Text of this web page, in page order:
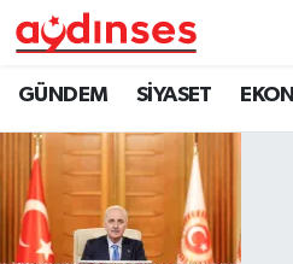
GÜNDEM SİYASET
GÜNDEM
SİYASET
EKONOMİ
Nöbetçi Eczaneler
Hava Durumu
Aydin Namaz Vakitleri